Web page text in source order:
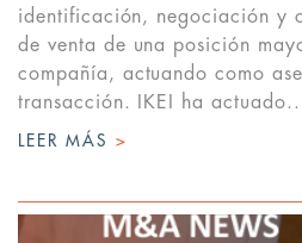
identificación, negociación y
de venta de una posición
compañía, actuando como
transacción. IKEI ha
LEER MÁS >